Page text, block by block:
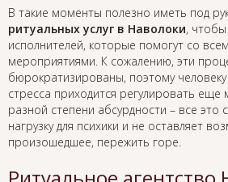
В такие моменты полезно иметь под
ритуальных услуг в Наволоки, чтобы
исполнителей, которые помогут со
мероприятиями. К сожалению, эти
бюрократизированы, поэтому
стресса приходится регулировать
разной степени абсурдности – все это
нагрузку для психики и не оставляет
произошедшее, пережить горе.